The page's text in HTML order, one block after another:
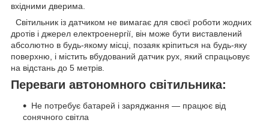
вхідними дверима.
Світильник із датчиком не вимагає для своєї роботи жодних
дротів і джерел електроенергії, він може бути виставлений
абсолютно в будь-якому місці, позаяк кріпиться на будь-яку
поверхню, і містить вбудований датчик рух, який спрацьовує
на відстань до 5 метрів.
Переваги автономного світильника:
Не потребує батарей і заряджання — працює від
сонячного світла